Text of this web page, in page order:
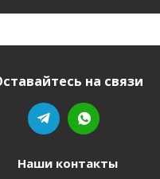
на связи
Наши контакты